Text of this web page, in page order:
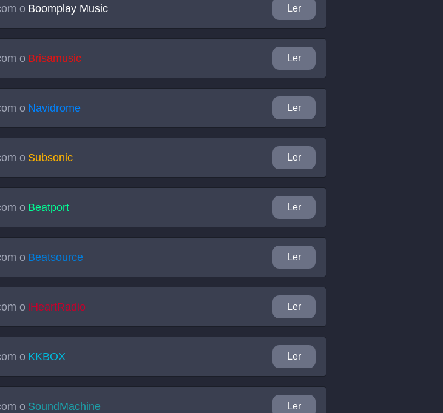
o Boomplay Music Ler
o Brisamusic Ler
o Navidrome Ler
o Subsonic Ler
o Beatport Ler
o Beatsource Ler
o iHeartRadio Ler
o KKBOX Ler
o SoundMachine Ler